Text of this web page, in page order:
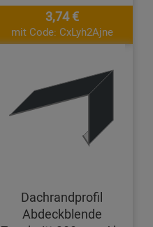
3,74 €
mit Code: CxLyh2Ajne
Dachrandprofil
Abdeckblende